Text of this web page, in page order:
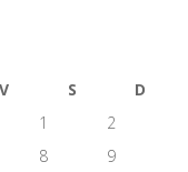
V S
D
1
2
8
9